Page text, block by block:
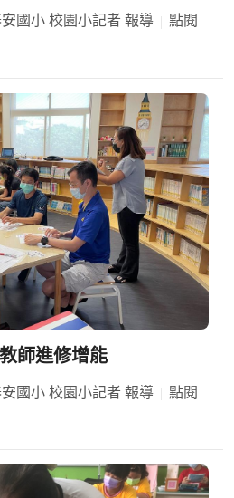
國小 校園小記者 報導
點閱
師進修增能
國小 校園小記者 報導
點閱